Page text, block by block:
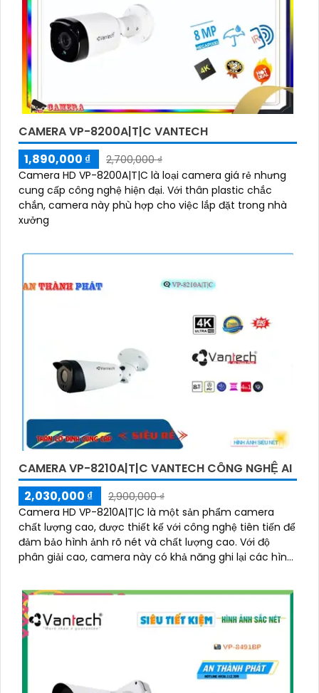
CAMERA VP-8200A|T|C VANTECH
1,890,000 ₫
2,700,000 ₫
Camera HD VP-8200A|T|C là loại camera giá rẻ nhưng
cung cấp công nghệ hiện đại. Với thân plastic chắc
chắn, camera này phù hợp cho việc lắp đặt trong nhà
xưởng
CAMERA VP-8210A|T|C VANTECH CÔNG NGHỆ AI
2,030,000 ₫
2,900,000 ₫
Camera HD VP-8210A|T|C là một sản phẩm camera
chất lượng cao, được thiết kế với công nghệ tiên tiến để
đảm bảo hình ảnh rõ nét và chất lượng cao. Với độ
phân giải cao, camera này có khả năng ghi lại các hình